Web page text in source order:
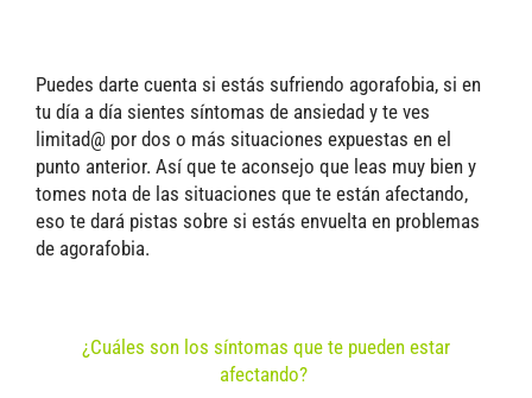
Puedes darte cuenta si estás sufriendo agorafobia, si en
tu día a día sientes síntomas de ansiedad y te ves
limitad@ por dos o más situaciones expuestas en el
punto anterior. Así que te aconsejo que leas muy bien y
tomes nota de las situaciones que te están afectando,
eso te dará pistas sobre si estás envuelta en problemas
de agorafobia.
¿Cuáles son los síntomas que te pueden estar
afectando?